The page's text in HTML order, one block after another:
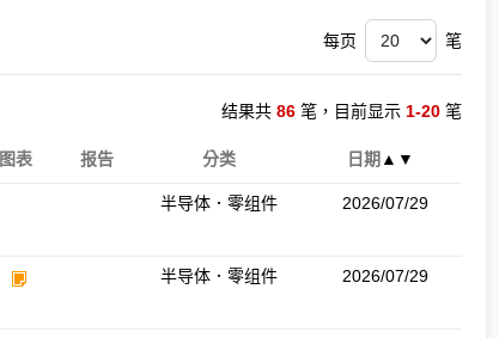
每页 笔
结果共 86 笔，目前显示 1-20 笔
图表 报告 分类 日期 ▲ ▼
半导体．零组件 2026/07/29
半导体．零组件 2026/07/29